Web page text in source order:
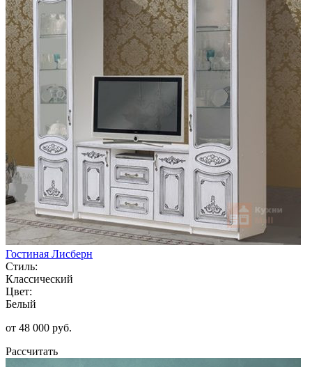
Гостиная Лисберн
Стиль:
Классический
Цвет:
Белый
от 48 000 руб.
Рассчитать